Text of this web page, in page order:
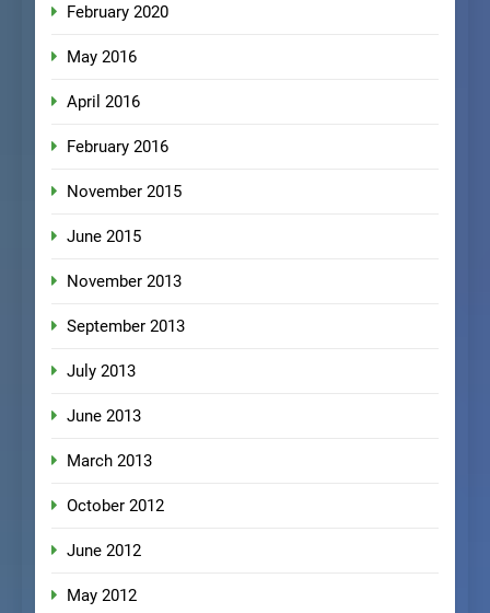
February 2020
May 2016
April 2016
February 2016
November 2015
June 2015
November 2013
September 2013
July 2013
June 2013
March 2013
October 2012
June 2012
May 2012